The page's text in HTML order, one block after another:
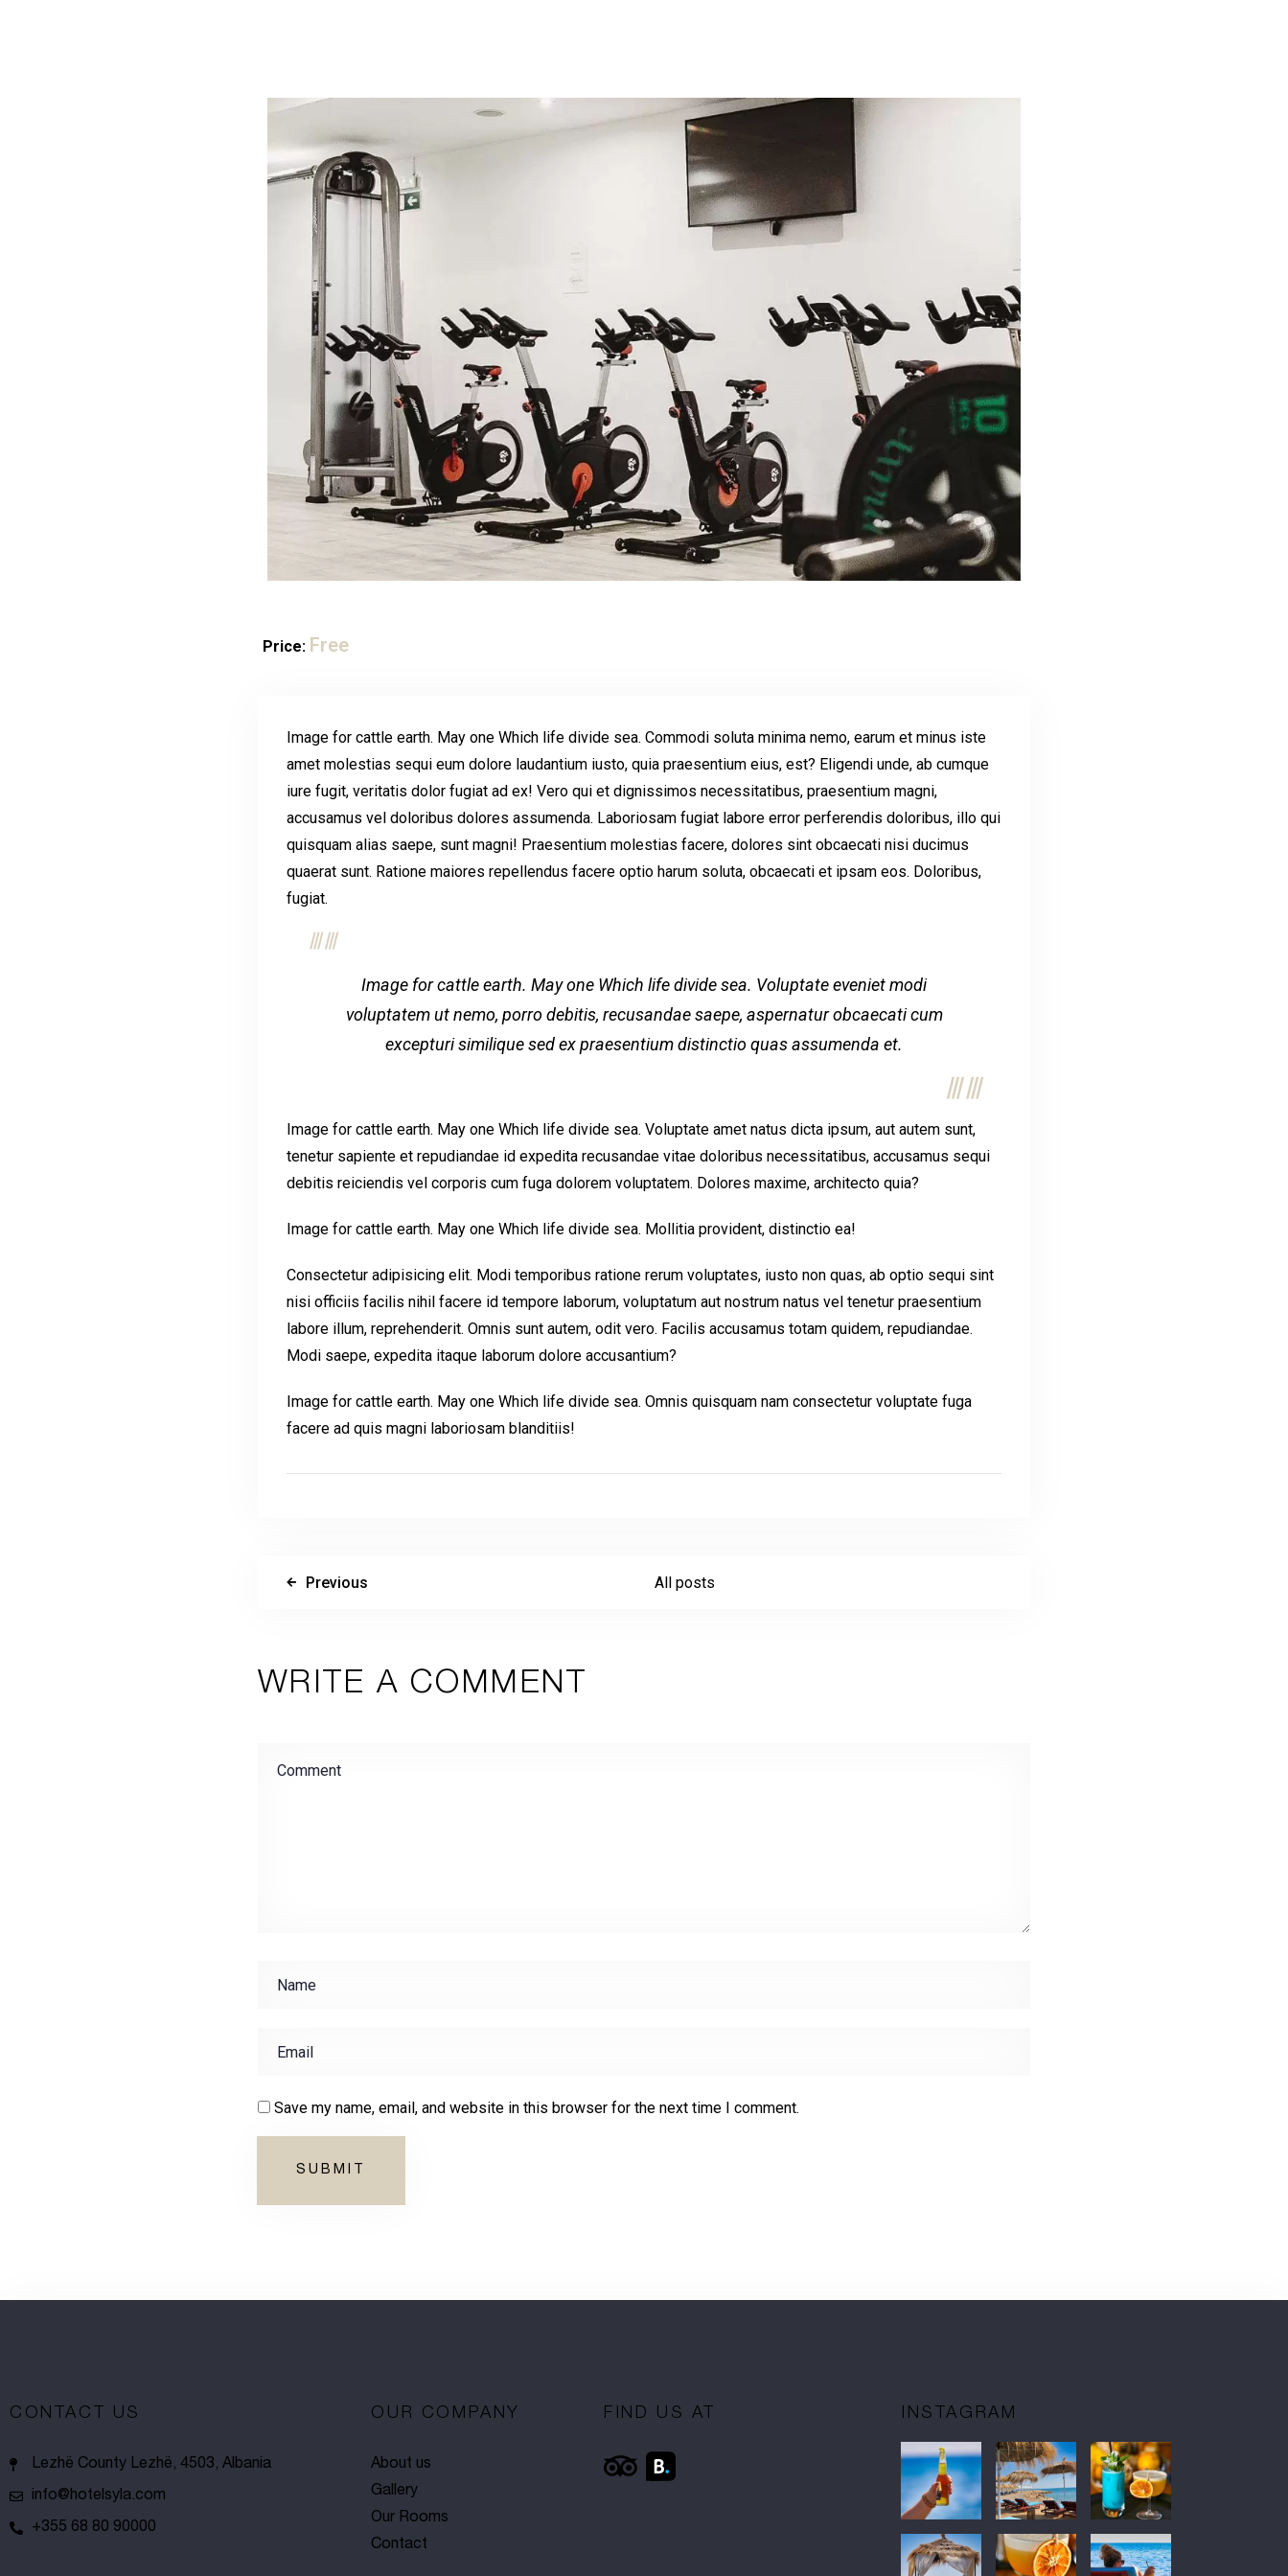
Price: Free
Image for cattle earth. May one Which life divide sea. Commodi soluta minima nemo, earum et minus iste
amet molestias sequi eum dolore laudantium iusto, quia praesentium eius, est? Eligendi unde, ab cumque
iure fugit, veritatis dolor fugiat ad ex! Vero qui et dignissimos necessitatibus, praesentium magni,
accusamus vel doloribus dolores assumenda. Laboriosam fugiat labore error perferendis doloribus, illo qui
quisquam alias saepe, sunt magni! Praesentium molestias facere, dolores sint obcaecati nisi ducimus
quaerat sunt. Ratione maiores repellendus facere optio harum soluta, obcaecati et ipsam eos. Doloribus,
fugiat.
Image for cattle earth. May one Which life divide sea. Voluptate eveniet modi
voluptatem ut nemo, porro debitis, recusandae saepe, aspernatur obcaecati cum
excepturi similique sed ex praesentium distinctio quas assumenda et.
Image for cattle earth. May one Which life divide sea. Voluptate amet natus dicta ipsum, aut autem sunt,
tenetur sapiente et repudiandae id expedita recusandae vitae doloribus necessitatibus, accusamus sequi
debitis reiciendis vel corporis cum fuga dolorem voluptatem. Dolores maxime, architecto quia?
Image for cattle earth. May one Which life divide sea. Mollitia provident, distinctio ea!
Consectetur adipisicing elit. Modi temporibus ratione rerum voluptates, iusto non quas, ab optio sequi sint
nisi officiis facilis nihil facere id tempore laborum, voluptatum aut nostrum natus vel tenetur praesentium
labore illum, reprehenderit. Omnis sunt autem, odit vero. Facilis accusamus totam quidem, repudiandae.
Modi saepe, expedita itaque laborum dolore accusantium?
Image for cattle earth. May one Which life divide sea. Omnis quisquam nam consectetur voluptate fuga
facere ad quis magni laboriosam blanditiis!
Previous All posts
WRITE A COMMENT
Save my name, email, and website in this browser for the next time I comment.
SUBMIT
CONTACT US
Lezhë County Lezhë, 4503, Albania
info@hotelsyla.com
+355 68 80 90000
OUR COMPANY
About us
Gallery
Our Rooms
Contact
FIND US AT INSTAGRAM
CHECK-IN
ADULTS CHILDREN